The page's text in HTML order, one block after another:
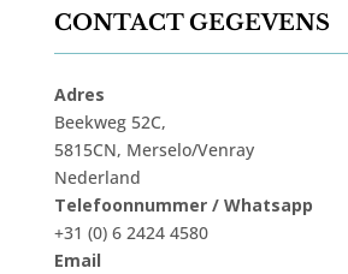
CONTACT GEGEVENS
Adres
Beekweg 52C,
5815CN, Merselo/Venray
Nederland
Telefoonnummer / Whatsapp
+31 (0) 6 2424 4580
Email